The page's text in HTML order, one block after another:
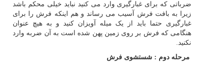
ضرباتی که برای غبارگیری وارد می کنید نباید خیلی محکم باشد
زیرا به بافت فرش آسیب می رساند و هم اینکه فرش را برای
غبارگیری حتما باید از یک میله آویزان کنید و به هیچ عنوان
هنگامی که فرش بر روی زمین پهن شده است به آن ضربه وارد
نکنید.
مرحله دوم : شستشوی فرش